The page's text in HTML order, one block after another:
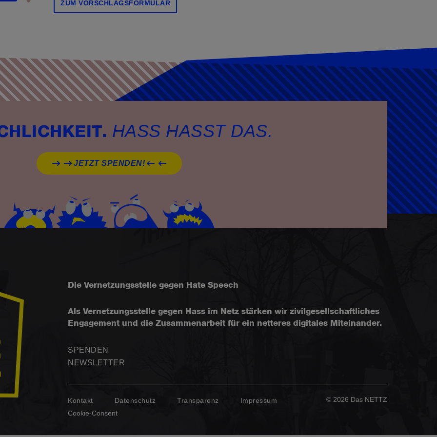
ZUM VORSCHLAGSFORMULAR
HASS HASST DAS.
JETZT SPENDEN!
Die Vernetzungsstelle gegen Hate Speech
Als Vernetzungsstelle gegen Hass im Netz stärken wir zivilgesellschaftliches
Engagement und die Zusammenarbeit für ein netteres digitales Miteinander.
SPENDEN
NEWSLETTER
Kontakt Datenschutz Transparenz
Impressum
Cookie-Consent
© 2026 Das NETTZ